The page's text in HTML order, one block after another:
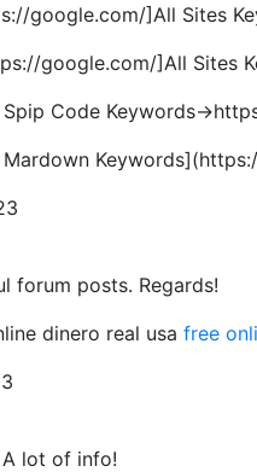
google.com/]All Sites
google.com/]All Sites
Code Keywords-
forum posts. Regards!
dinero real usa free
A lot of info!